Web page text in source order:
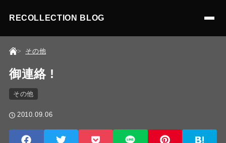
RECOLLECTION BLOG
その他
御連絡 !
その他
2010.09.06